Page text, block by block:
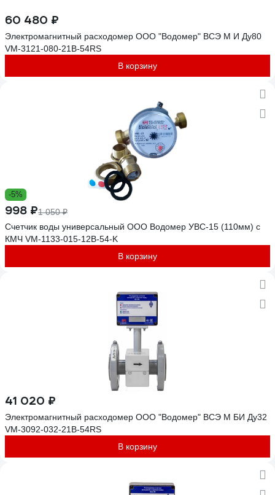
60 480 ₽
Электромагнитный расходомер ООО "Водомер" ВСЭ М И Ду80
VM-3121-080-21B-54RS
В корзину
-5%
998 ₽1 050 ₽
Счетчик воды универсальный ООО Водомер УВС-15 (110мм) с
КМЧ VM-1133-015-12B-54-K
В корзину
41 020 ₽
Электромагнитный расходомер ООО "Водомер" ВСЭ М БИ Ду32
VM-3092-032-21B-54RS
В корзину